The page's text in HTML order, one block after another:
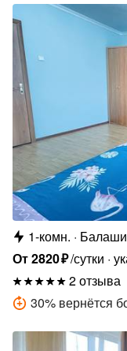
1-комн.
От2820₽/сутки
2 отзыва
30% вернётся